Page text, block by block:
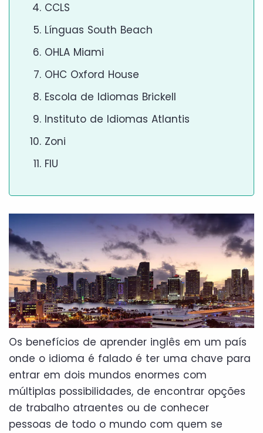
CCLS
Línguas South Beach
OHLA Miami
OHC Oxford House
Escola de Idiomas Brickell
Instituto de Idiomas Atlantis
Zoni
FIU
Os benefícios de aprender inglês em um país
onde o idioma é falado é ter uma chave para
entrar em dois mundos enormes com
múltiplas possibilidades, de encontrar opções
de trabalho atraentes ou de conhecer
pessoas de todo o mundo com quem se